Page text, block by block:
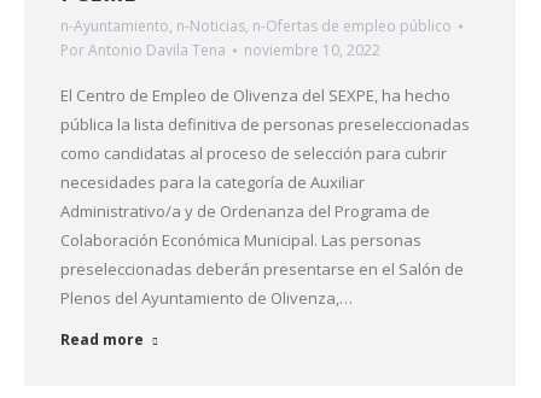
n-Ayuntamiento, n-Noticias, n-Ofertas de empleo público
PorAntonio Davila Tena noviembre 10, 2022
El Centro de Empleo de Olivenza del SEXPE, ha hecho
pública la lista definitiva de personas preseleccionadas
como candidatas al proceso de selección para cubrir
necesidades para la categoría de Auxiliar
Administrativo/a y de Ordenanza del Programa de
Colaboración Económica Municipal. Las personas
preseleccionadas deberán presentarse en el Salón de
Plenos del Ayuntamiento de Olivenza,…
Read more